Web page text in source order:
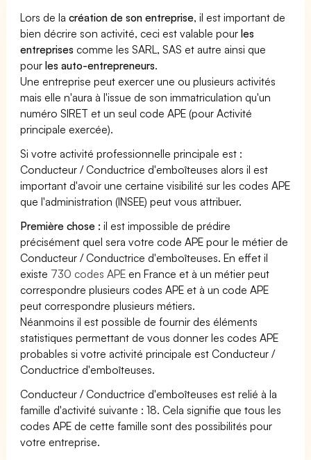
Lors de lacréation de son entreprise, il est important de
bien décrire son activité, ceci est valable pourles
entreprises comme les SARL, SAS et autre ainsi que
pourles auto-entrepreneurs.
Une entreprise peut exercer une ou plusieurs activités
mais elle n'aura à l'issue de son immatriculation qu'un
numéro SIRET et un seul code APE (pour Activité
principale exercée).
Si votre activité professionnelle principale est :
Conducteur / Conductrice d'emboîteuses alors il est
important d'avoir une certaine visibilité sur les codes APE
que l'administration (INSEE) peut vous attribuer.
Première chose : il est impossible de prédire
précisément quel sera votre code APE pour le métier de
Conducteur / Conductrice d'emboîteuses. En effet il
existe 730 codes APE en France et à un métier peut
correspondre plusieurs codes APE et à un code APE
peut correspondre plusieurs métiers.
Néanmoins il est possible de fournir des éléments
statistiques permettant de vous donner les codes APE
probables si votre activité principale est Conducteur /
Conductrice d'emboîteuses.
Conducteur / Conductrice d'emboîteuses est relié à la
famille d'activité suivante : 18. Cela signifie que tous les
codes APE de cette famille sont des possibilités pour
votre entreprise.